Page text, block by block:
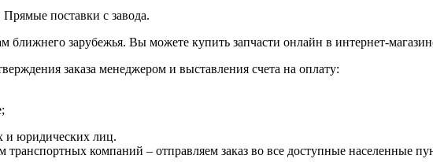
поставки с завода.
ближнего зарубежья. Вы можете купить запчасти онлайн в интернет-
заказа менеджером и выставления счета на оплату:
и юридических лиц.
компаний – отправляем заказ во все доступные населенные